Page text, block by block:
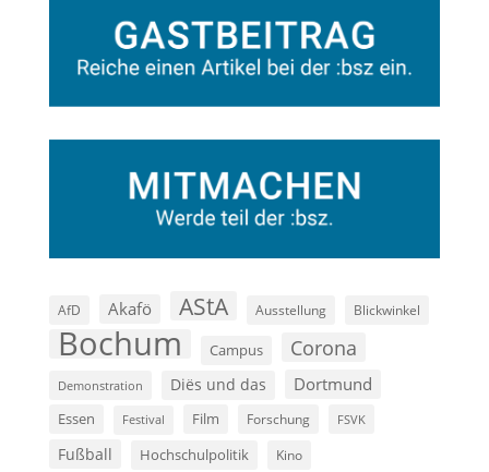
AfD Akafö AStA Ausstellung Blickwinkel
Bochum Campus Corona
Demonstration Diës und das Dortmund
Essen Festival Film Forschung FSVK
Fußball Hochschulpolitik Kino